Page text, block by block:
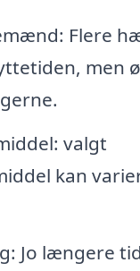
Flere
men
valgt
kan
Jo længere